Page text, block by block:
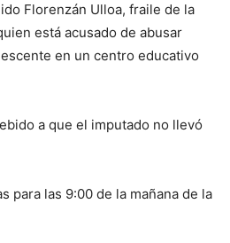
Florenzán Ulloa, fraile de la
está acusado de abusar
en un centro educativo
a que el imputado no llevó
para las 9:00 de la mañana de la